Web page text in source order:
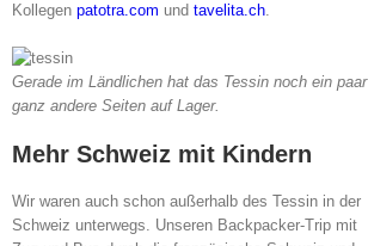
Kollegen patotra.com und tavelita.ch.
Gerade im Ländlichen hat das Tessin noch ein paar
ganz andere Seiten auf Lager.
Mehr Schweiz mit Kindern
Wir waren auch schon außerhalb des Tessin in der
Schweiz unterwegs. Unseren Backpacker-Trip mit